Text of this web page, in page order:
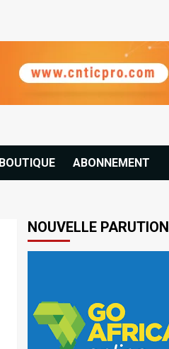
BOUTIQUE ABONNEMENT
NOUVELLE PARUTION